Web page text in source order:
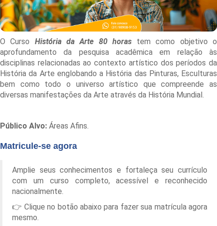
O Curso História da Arte 80 horastem como objetivo o
aprofundamento da pesquisa acadêmica em relação às
disciplinas relacionadas ao contexto artístico dos períodos da
História da Arte englobando a História das Pinturas, Esculturas
bem como todo o universo artístico que compreende as
diversas manifestações da Arte através da História Mundial.
Público Alvo: Áreas Afins.
Matricule-se agora
Amplie seus conhecimentos e fortaleça seu currículo
com um curso completo, acessível e reconhecido
nacionalmente.
👉 Clique no botão abaixo para fazer sua matrícula agora
mesmo.